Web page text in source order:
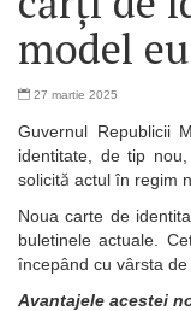
model
27 martie 2025
Guvernul Republicii
identitate, de tip
solicită actul în regim
Noua carte de
buletinele actuale.
începând cu vârsta de
Avantajele acestei